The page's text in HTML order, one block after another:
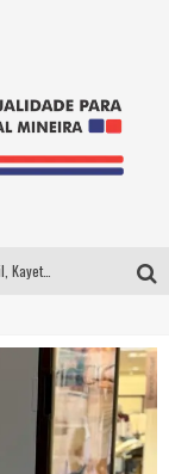
As Hilárias: Suzy Brasil, Kayete e Karoline Absinto retornam a Belo Horizonte para apresentação única no Teatro Sesiminas
Hot Wheels Monster Trucks Live™ confirma Belo Horizonte na turnê América do Sul 2027